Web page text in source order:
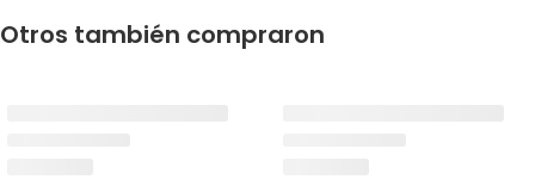
Otros también compraron